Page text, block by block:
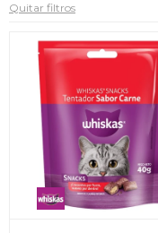
Quitar filtros